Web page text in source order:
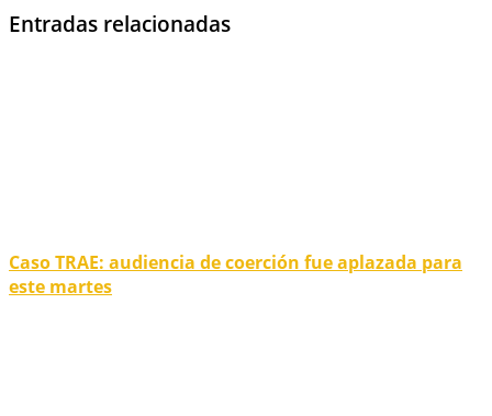
Entradas relacionadas
Caso TRAE: audiencia de coerción fue aplazada para
este martes